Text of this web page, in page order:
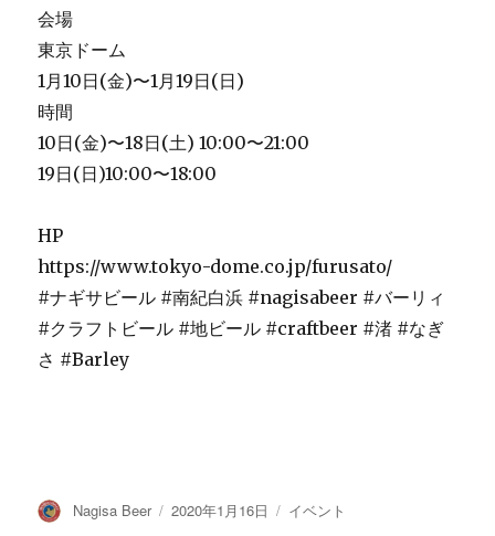
会場
東京ドーム
1月10日(金)〜1月19日(日)
時間
10日(金)〜18日(土) 10:00〜21:00
19日(日)10:00〜18:00
HP
https://www.tokyo-dome.co.jp/furusato/
#ナギサビール #南紀白浜 #nagisabeer #バーリィ
#クラフトビール #地ビール #craftbeer #渚 #なぎ
さ #Barley
投
Nagisa Beer
投
2020年1月16日
カ
イベント